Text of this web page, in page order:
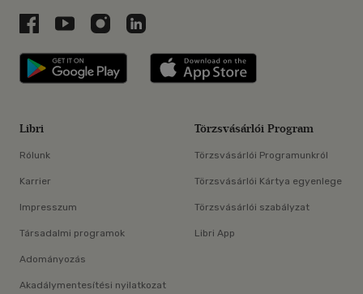
Libri a Facebookon
Libri a Youtube-on
Libri az Instagramon
Libri a LinkedInen
Libri applikáció Szerezd meg: Google
Libri
Rólunk
Karrier
Impresszum
Társadalmi programok
Adományozás
Akadálymentesítési nyilatkozat
Törzsvásárlói Program
Törzsvásárlói Programunkról
Törzsvásárlói Kártya egyenlege
Törzsvásárlói szabályzat
Libri App